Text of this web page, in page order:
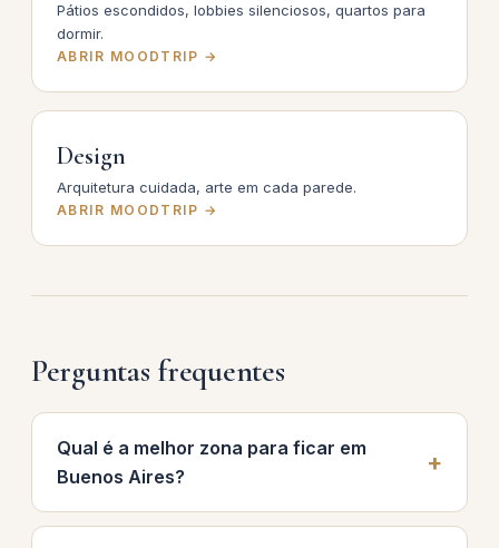
Pátios escondidos, lobbies silenciosos, quartos para
dormir.
ABRIR MOODTRIP →
Design
Arquitetura cuidada, arte em cada parede.
ABRIR MOODTRIP →
Perguntas frequentes
Qual é a melhor zona para ficar em
Buenos Aires?